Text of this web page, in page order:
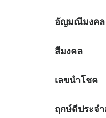
อัญมณีมงคล
สีมงคล ม่
เลขนำโชค
ฤกษ์ดีประจ